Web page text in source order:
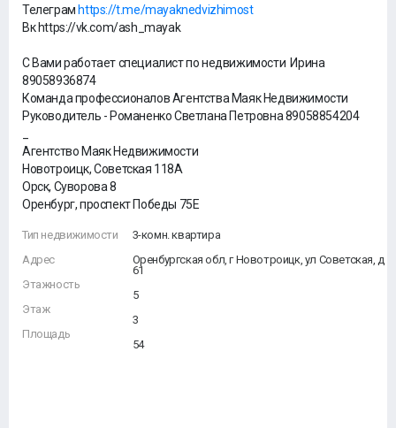
Телеграм https://t.me/mayaknedvizhimost
Вк https://vk.com/ash_mayak
С Вами работает специалист по недвижимости Ирина
89058936874
Команда профессионалов Агентства Маяк Недвижимости
Руководитель - Романенко Светлана Петровна 89058854204
Агентство Маяк Недвижимости
Новотроицк, Советская 118А
Орск, Суворова 8
Оренбург, проспект Победы 75Е
Тип недвижимости
Адрес
Этажность
Этаж
Площадь
3-комн. квартира
Оренбургская обл, г Новотроицк, ул Советская, д
61
5
3
54